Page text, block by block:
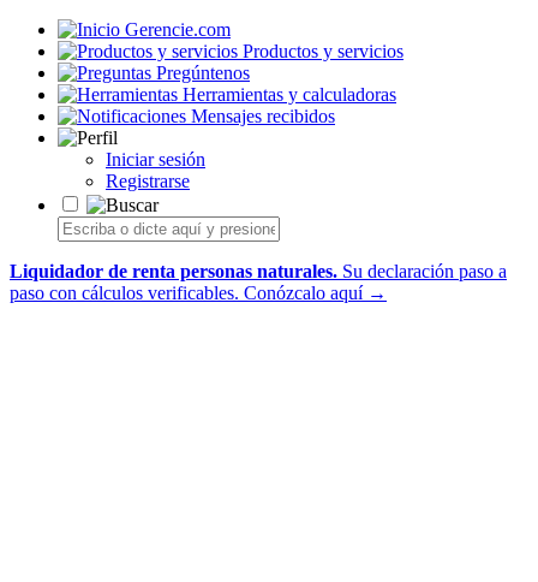
Gerencie.com
Productos y servicios
Pregúntenos
Herramientas y calculadoras
Mensajes recibidos
Iniciar sesión
Registrarse
Liquidador de renta personas naturales. Su declaración paso a
paso con cálculos verificables. Conózcalo aquí →